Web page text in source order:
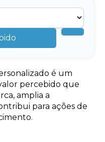
é um
percebido que
amplia a
para ações de